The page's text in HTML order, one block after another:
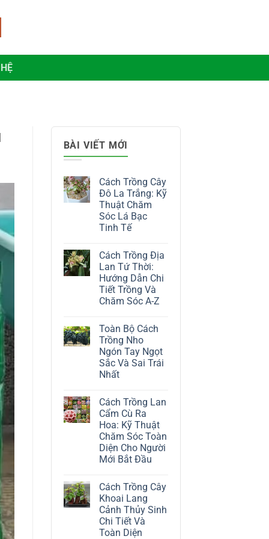
BÀI VIẾT MỚI
Cách Trồng Cây
Đô La Trắng: Kỹ
Thuật Chăm
Sóc Lá Bạc
Tinh Tế
bình
luận
ở
Cách
Trồng
Cây
Đô
Kỹ
Thuật
Chăm
Sóc
Lá
Bạc
Tinh
Cách Trồng Địa
Lan Tứ Thời:
Hướng Dẫn Chi
Tiết Trồng Và
Chăm Sóc A-Z
bình
luận
Cách
Trồng
Địa
Lan
Hướng
Dẫn
Chi
Tiết
Trồng
Và
Chăm
Sóc
A-
Toàn Bộ Cách
Trồng Nho
Ngón Tay Ngọt
Sắc Và Sai Trái
Nhất
bình
luận
ở
Toàn
Bộ
Cách
Trồng
Nho
Ngón
Sắc
Và
Sai
Trái
Nhất
Cách Trồng Lan
Cẩm Cù Ra
Hoa: Kỹ Thuật
Chăm Sóc Toàn
Diện Cho Người
Mới Bắt Đầu
bình
luận
ở
Cách
Trồng
Lan
Cẩm
Cách Trồng Cây
Khoai Lang
Cảnh Thủy Sinh
Chi Tiết Và
Toàn Diện